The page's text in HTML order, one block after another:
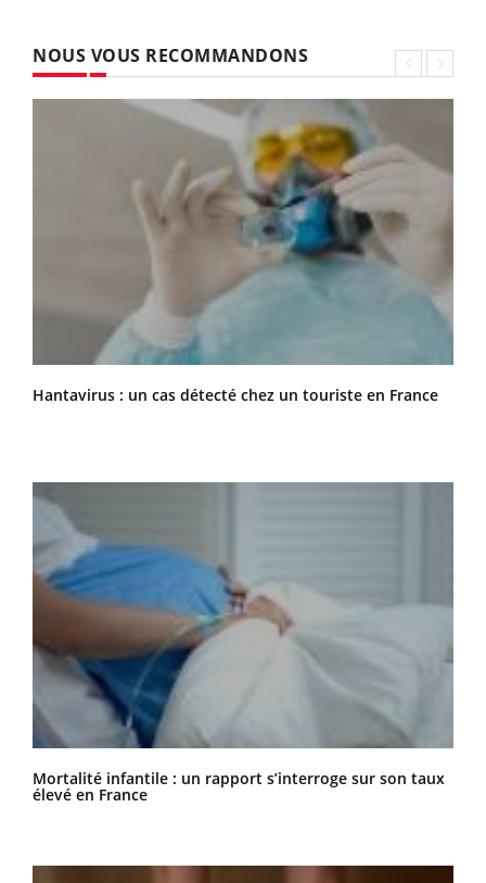
NOUS VOUS RECOMMANDONS
Hantavirus : un cas détecté chez un touriste en France
Mortalité infantile : un rapport s’interroge sur son taux
élevé en France